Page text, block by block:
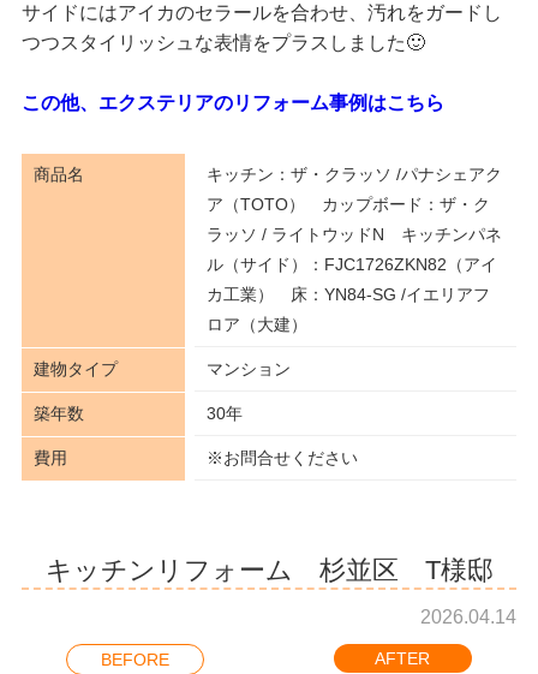
サイドにはアイカのセラールを合わせ、汚れをガードし
つつスタイリッシュな表情をプラスしました🙂
この他、エクステリアのリフォーム事例はこちら
商品名
キッチン：ザ・クラッソ /パナシェアク
ア（TOTO） カップボード：ザ・ク
ラッソ / ライトウッドN キッチンパネ
ル（サイド）：FJC1726ZKN82（アイ
カ工業） 床：YN84-SG /イエリアフ
ロア（大建）
建物タイプ マンション
築年数 30年
費用 ※お問合せください
キッチンリフォーム 杉並区 T様邸
2026.04.14
BEFORE AFTER